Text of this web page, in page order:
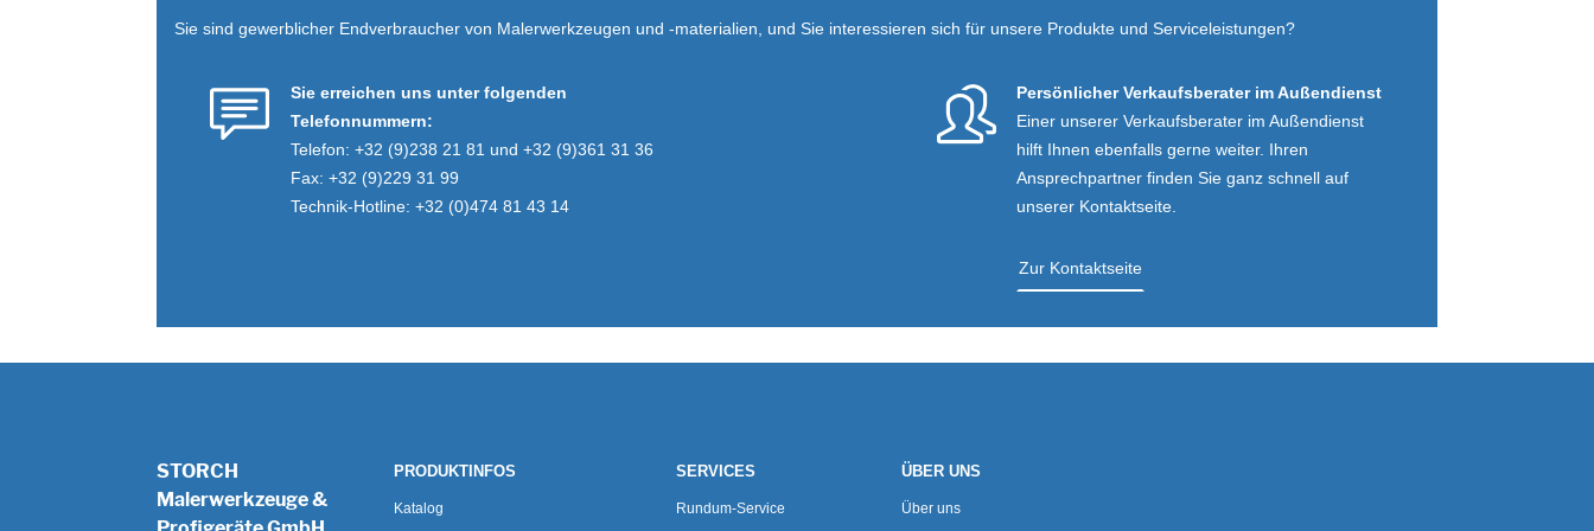
Sie sind gewerblicher Endverbraucher von Malerwerkzeugen und -materialien, und Sie interessieren sich für unsere Produkte und Serviceleistungen?
Sie erreichen uns unter folgenden
Telefonnummern:
Telefon: +32 (9)238 21 81 und +32 (9)361 31 36
Fax: +32 (9)229 31 99
Technik-Hotline: +32 (0)474 81 43 14
Persönlicher Verkaufsberater im Außendienst
Einer unserer Verkaufsberater im Außendienst
hilft Ihnen ebenfalls gerne weiter. Ihren
Ansprechpartner finden Sie ganz schnell auf
unserer Kontaktseite.
Zur Kontaktseite
STORCH
Malerwerkzeuge &
PRODUKTINFOS
Katalog
SERVICES
Rundum-Service
ÜBER UNS
Über uns